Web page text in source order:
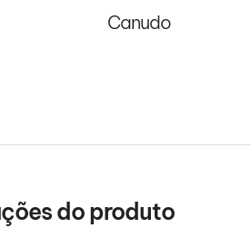
Canudo
do produto